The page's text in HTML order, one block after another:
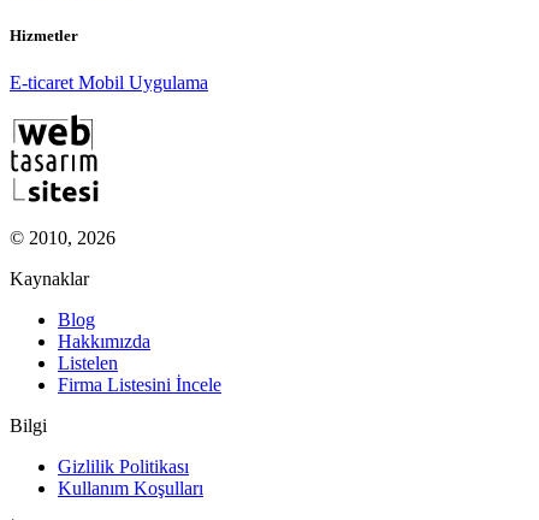
Hizmetler
E-ticaret Mobil Uygulama
© 2010, 2026
Kaynaklar
Blog
Hakkımızda
Listelen
Firma Listesini İncele
Bilgi
Gizlilik Politikası
Kullanım Koşulları